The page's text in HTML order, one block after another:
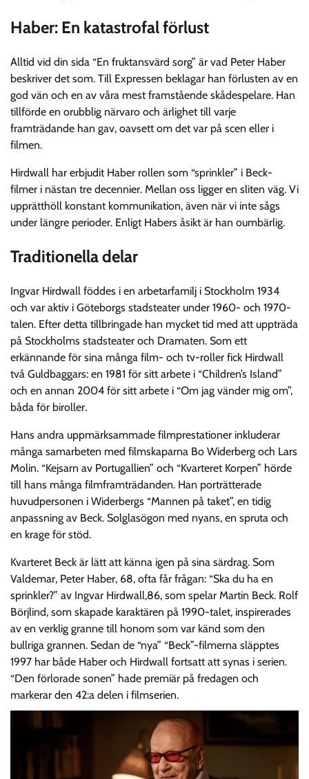
Haber: En katastrofal förlust
Alltid vid din sida “En fruktansvärd sorg” är vad Peter Haber
beskriver det som. Till Expressen beklagar han förlusten av en
god vän och en av våra mest framstående skådespelare. Han
tillförde en orubblig närvaro och ärlighet till varje
framträdande han gav, oavsett om det var på scen eller i
filmen.
Hirdwall har erbjudit Haber rollen som “sprinkler” i Beck-
filmer i nästan tre decennier. Mellan oss ligger en sliten väg. Vi
upprätthöll konstant kommunikation, även när vi inte sågs
under längre perioder. Enligt Habers åsikt är han oumbärlig.
Traditionella delar
Ingvar Hirdwall föddes i en arbetarfamilj i Stockholm 1934
och var aktiv i Göteborgs stadsteater under 1960- och 1970-
talen. Efter detta tillbringade han mycket tid med att uppträda
på Stockholms stadsteater och Dramaten. Som ett
erkännande för sina många film- och tv-roller fick Hirdwall
två Guldbaggars: en 1981 för sitt arbete i “Children’s Island”
och en annan 2004 för sitt arbete i “Om jag vänder mig om”,
båda för biroller.
Hans andra uppmärksammade filmprestationer inkluderar
många samarbeten med filmskaparna Bo Widerberg och Lars
Molin. “Kejsarn av Portugallien” och “Kvarteret Korpen” hörde
till hans många filmframträdanden. Han porträtterade
huvudpersonen i Widerbergs “Mannen på taket”, en tidig
anpassning av Beck. Solglasögon med nyans, en spruta och
en krage för stöd.
Kvarteret Beck är lätt att känna igen på sina särdrag. Som
Valdemar, Peter Haber, 68, ofta får frågan: “Ska du ha en
sprinkler?” av Ingvar Hirdwall,86, som spelar Martin Beck. Rolf
Börjlind, som skapade karaktären på 1990-talet, inspirerades
av en verklig granne till honom som var känd som den
bullriga grannen. Sedan de “nya” “Beck”-filmerna släpptes
1997 har både Haber och Hirdwall fortsatt att synas i serien.
“Den förlorade sonen” hade premiär på fredagen och
markerar den 42:a delen i filmserien.